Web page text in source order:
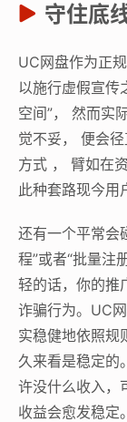
守住底
UC网盘作为正
以施行虚假宣传
空间”， 然而实
觉不妥， 便会
方式 ， 臂如在
此种套路现今用
还有一个平常会
程”或者“批量注
轻的话，你的推
诈骗行为。UC
实稳健地依照规
久来看是稳定的
许没什么收入，
收益会愈发稳定。